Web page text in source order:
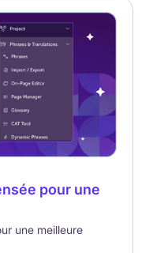
pour une
une meilleure